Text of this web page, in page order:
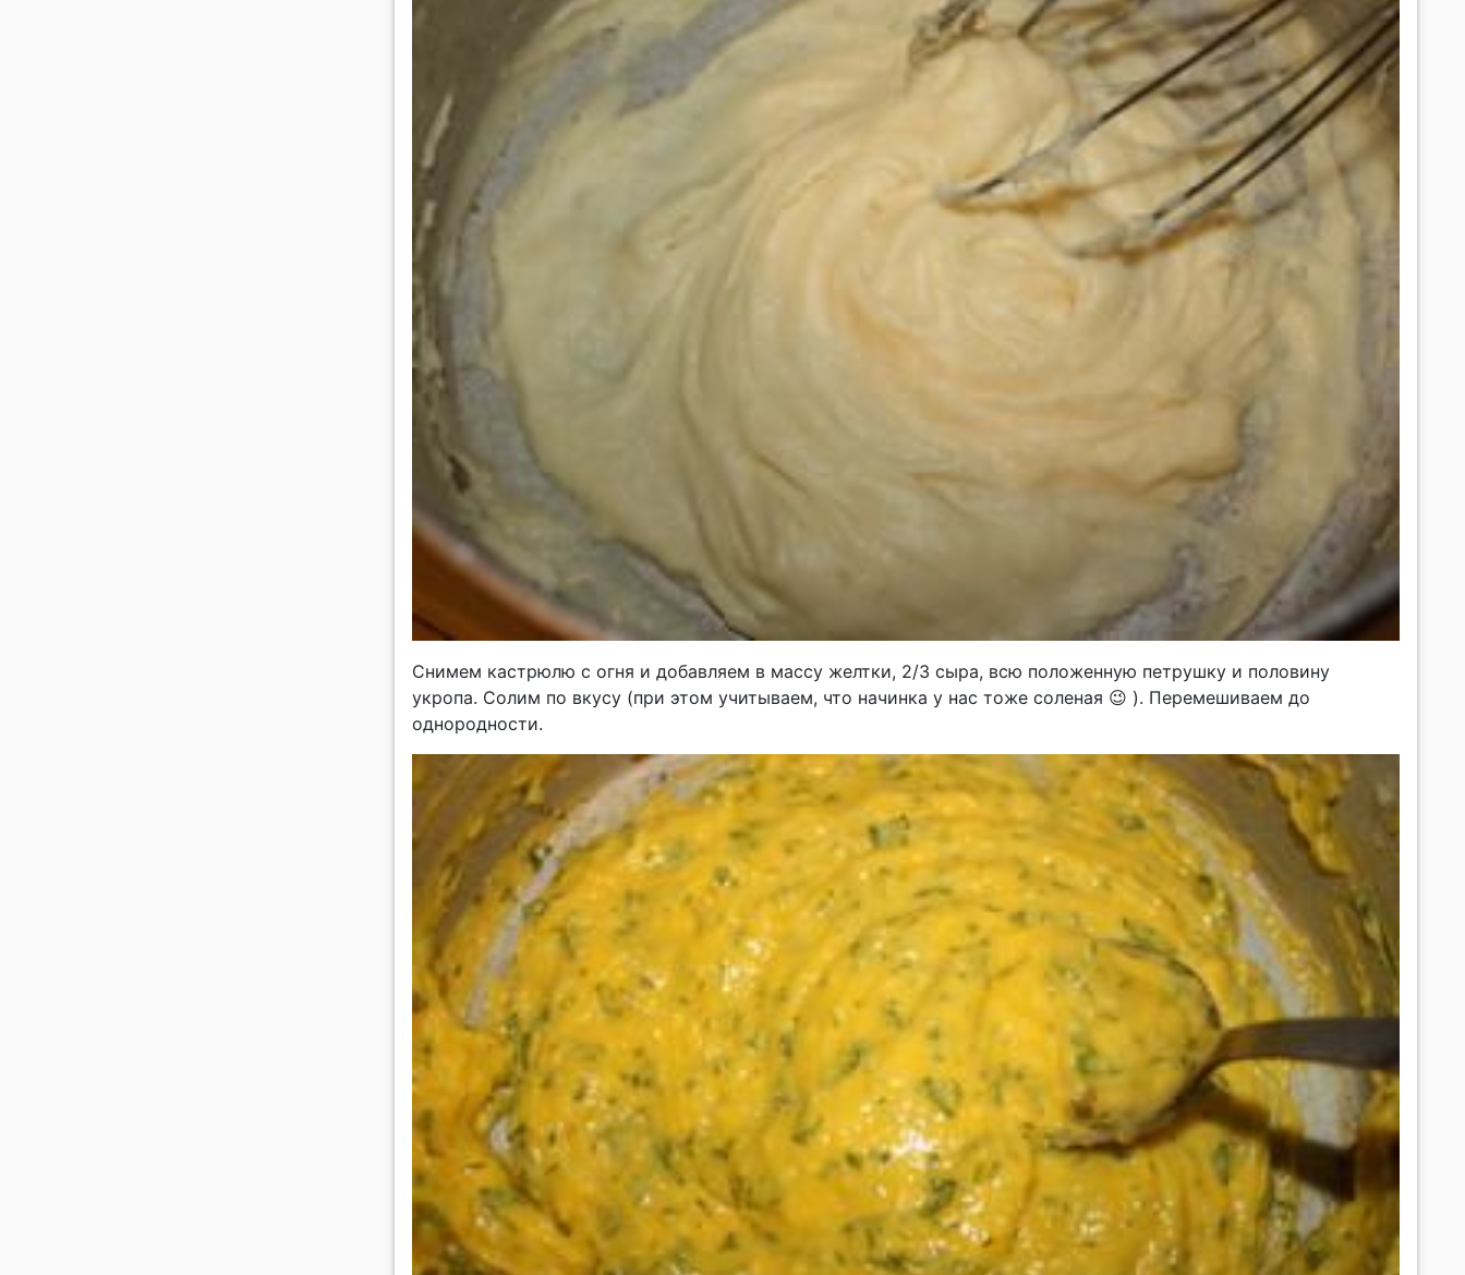
Снимем кастрюлю с огня и добавляем в массу желтки, 2/3 сыра, всю положенную петрушку и половину
укропа. Солим по вкусу (при этом учитываем, что начинка у нас тоже соленая 😉 ). Перемешиваем до
однородности.